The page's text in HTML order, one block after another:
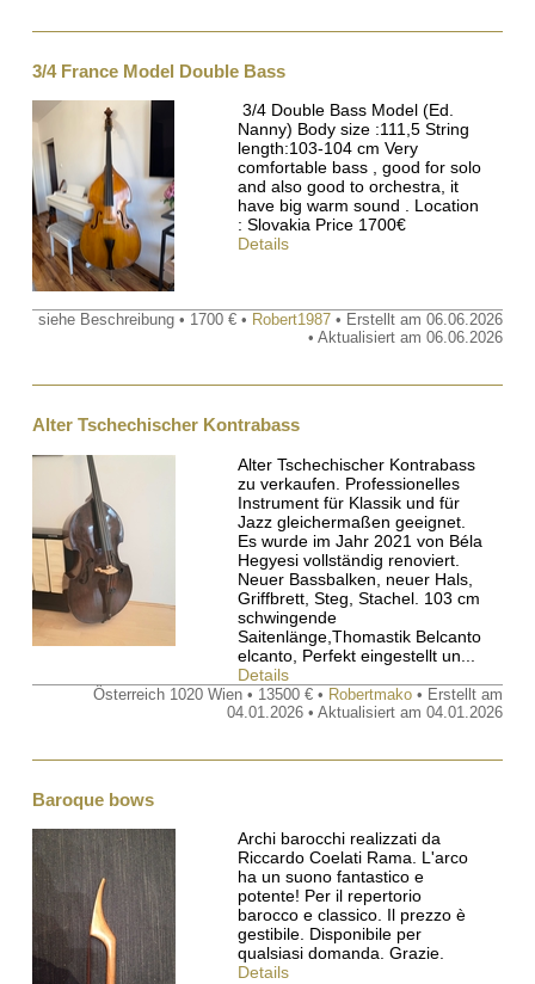
3/4 France Model Double Bass
3/4 Double Bass Model (Ed.
Nanny) Body size :111,5 String
length:103-104 cm Very
comfortable bass , good for solo
and also good to orchestra, it
have big warm sound . Location
: Slovakia Price 1700€
Details
siehe Beschreibung • 1700 € • Robert1987 • Erstellt am 06.06.2026
• Aktualisiert am 06.06.2026
Alter Tschechischer Kontrabass
Alter Tschechischer Kontrabass
zu verkaufen. Professionelles
Instrument für Klassik und für
Jazz gleichermaßen geeignet.
Es wurde im Jahr 2021 von Béla
Hegyesi vollständig renoviert.
Neuer Bassbalken, neuer Hals,
Griffbrett, Steg, Stachel. 103 cm
schwingende
Saitenlänge,Thomastik Belcanto
elcanto, Perfekt eingestellt un...
Details
Österreich 1020 Wien • 13500 € • Robertmako • Erstellt am
04.01.2026 • Aktualisiert am 04.01.2026
Baroque bows
Archi barocchi realizzati da
Riccardo Coelati Rama. L'arco
ha un suono fantastico e
potente! Per il repertorio
barocco e classico. Il prezzo è
gestibile. Disponibile per
qualsiasi domanda. Grazie.
Details